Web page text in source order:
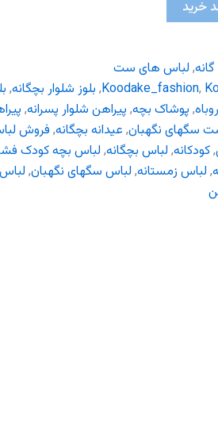
خرید
, لباس های ست
Koodake_fashion,
, بلوز شلوار بچگانه,
, پوشاک بچه, پیراهن شلوار پسرانه,
سگهای نگهبان, عیدانه بچگانه,فروش
,کودکانه, لباس بچگانه,لباس بچه کودک
, لباس زمستانه, لباس سگهای نگهبان,